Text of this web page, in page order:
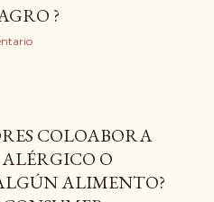
?
COLOABORA
ALÉRGICO O
ALIMENTO?